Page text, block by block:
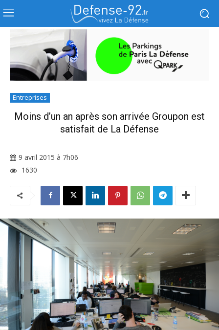
Entreprises
Moins d’un an après son arrivée Groupon est
satisfait de La Défense
9 avril 2015 à 7h06
1630